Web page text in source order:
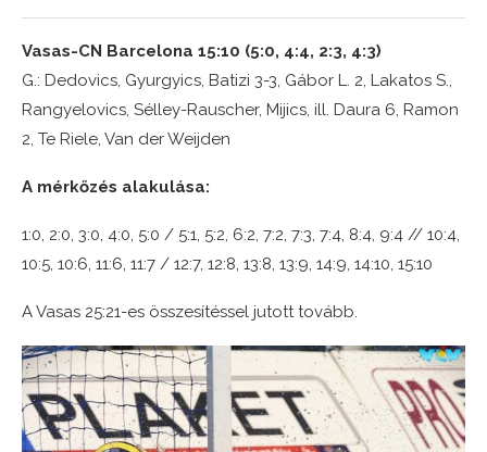
Vasas-CN Barcelona 15:10 (5:0, 4:4, 2:3, 4:3)
G.: Dedovics, Gyurgyics, Batizi 3-3, Gábor L. 2, Lakatos S.,
Rangyelovics, Sélley-Rauscher, Mijics, ill. Daura 6, Ramon
2, Te Riele, Van der Weijden
A mérkőzés alakulása:
1:0, 2:0, 3:0, 4:0, 5:0 / 5:1, 5:2, 6:2, 7:2, 7:3, 7:4, 8:4, 9:4 // 10:4,
10:5, 10:6, 11:6, 11:7 / 12:7, 12:8, 13:8, 13:9, 14:9, 14:10, 15:10
A Vasas 25:21-es összesítéssel jutott tovább.